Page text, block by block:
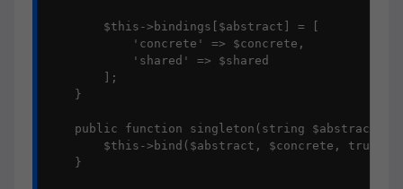
        $this->bindings[$abstract] = [
            'concrete' => $concrete,
            'shared' => $shared
        ];
    }
public function singleton(string $abstract,
        $this->bind($abstract, $concrete, true);
    }